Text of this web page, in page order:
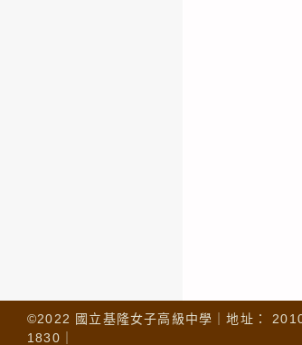
©2022 國立基隆女子高級中學｜地址：
1830｜